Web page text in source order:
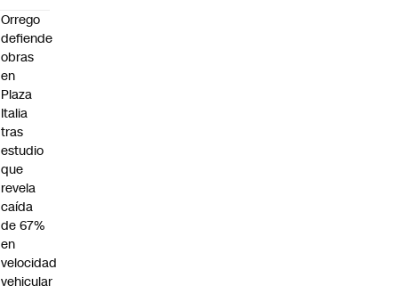
Orrego
defiende
obras
en
Plaza
Italia
tras
estudio
que
revela
caída
de 67%
en
velocidad
vehicular